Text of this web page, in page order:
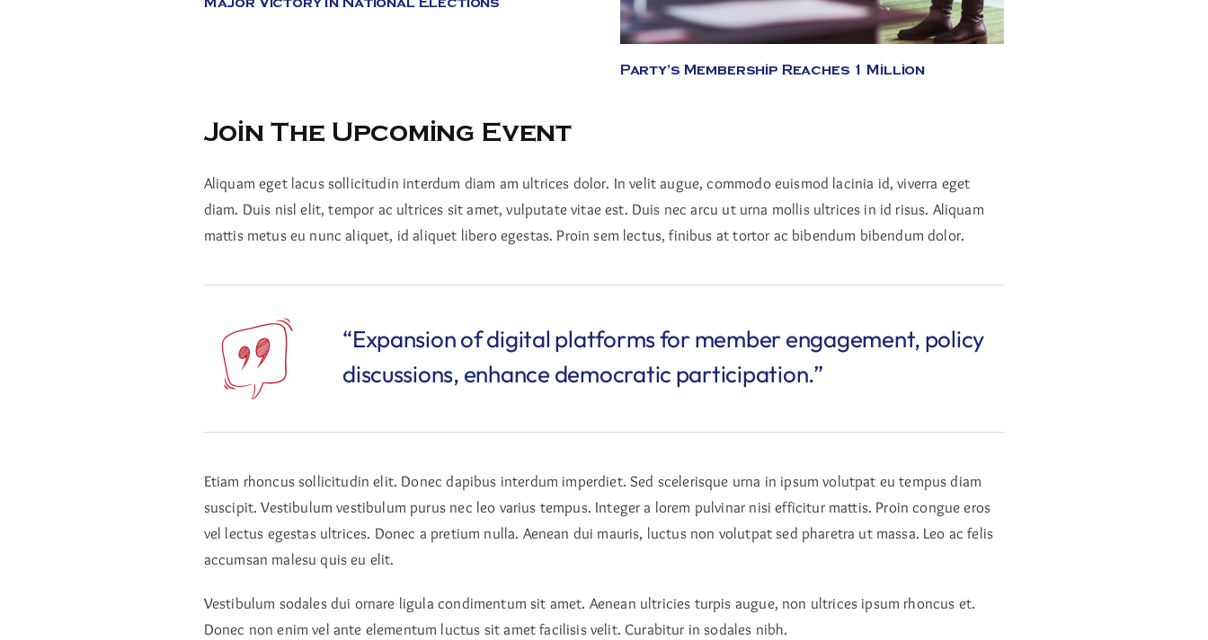
Major Victory In National Elections
Party’s Membership Reaches 1 Million
Join The Upcoming Event
Aliquam eget lacus sollicitudin interdum diam am ultrices dolor. In velit augue, commodo euismod lacinia id, viverra eget
diam. Duis nisl elit, tempor ac ultrices sit amet, vulputate vitae est. Duis nec arcu ut urna mollis ultrices in id risus. Aliquam
mattis metus eu nunc aliquet, id aliquet libero egestas. Proin sem lectus, finibus at tortor ac bibendum bibendum dolor.
“Expansion of digital platforms for member engagement, policy
discussions, enhance democratic participation.”
Etiam rhoncus sollicitudin elit. Donec dapibus interdum imperdiet. Sed scelerisque urna in ipsum volutpat eu tempus diam
suscipit. Vestibulum vestibulum purus nec leo varius tempus. Integer a lorem pulvinar nisi efficitur mattis. Proin congue eros
vel lectus egestas ultrices. Donec a pretium nulla. Aenean dui mauris, luctus non volutpat sed pharetra ut massa. Leo ac felis
accumsan malesu quis eu elit.
Vestibulum sodales dui ornare ligula condimentum sit amet. Aenean ultricies turpis augue, non ultrices ipsum rhoncus et.
Donec non enim vel ante elementum luctus sit amet facilisis velit. Curabitur in sodales nibh.